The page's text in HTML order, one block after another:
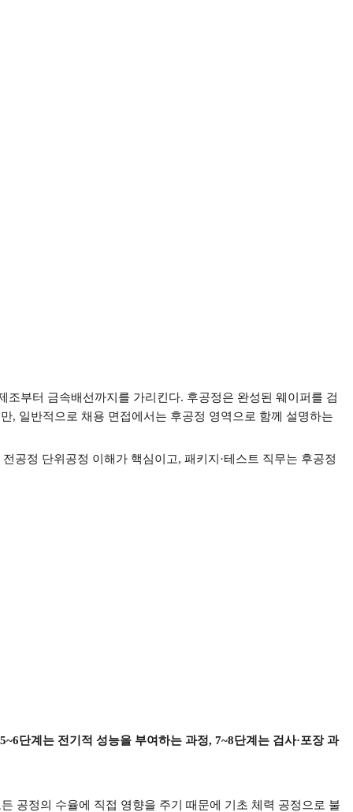
조부터 금속배선까지를 가리킨다. 후공정은 완성된 웨이퍼를 검
, 일반적으로 채용 면접에서는 후공정 영역으로 함께 설명하는
공정 단위공정 이해가 핵심이고, 패키지 ·테스트 직무는 후공정
단계는 전기적 성능을 부여하는 과정, 7~8단계는 검사·포장 과
공정의 수율에 직접 영향을 주기 때문에 기초 체력 공정으로 불